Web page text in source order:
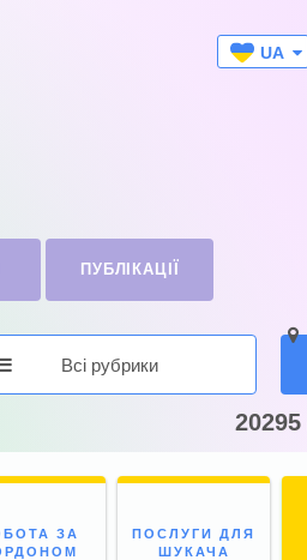
UA
ПУБЛІКАЦІЇ
Всі рубрики
20295
ЗА
ПОСЛУГИ ДЛЯ
ШУКАЧА